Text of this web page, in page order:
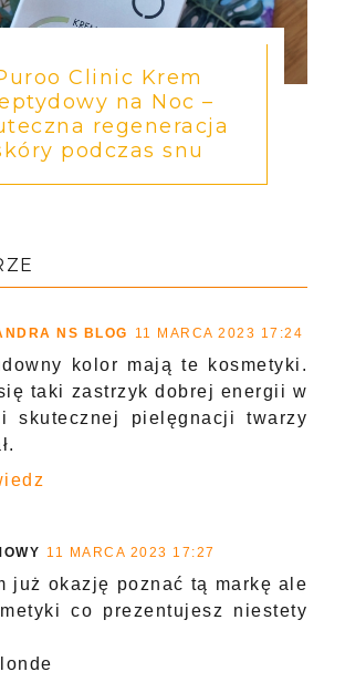
Clinic Krem
na Noc –
regeneracja
podczas snu
NS BLOG 11 MARCA 2023 17:24
kolor mają te kosmetyki.
taki zastrzyk dobrej energii w
skutecznej pielęgnacji twarzy
11 MARCA 2023 17:27
już okazję poznać tą markę ale
co prezentujesz niestety